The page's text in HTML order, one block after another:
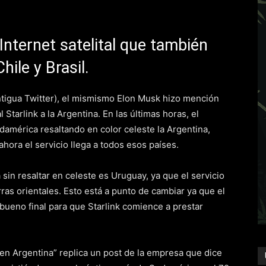
satelital que también
y Brasil.
Twitter), el mismismo Elon Musk hizo mención
a la Argentina. En las últimas horas, el
resaltando en color celeste la Argentina,
el servicio llega a todos esos países.
resaltar en celeste es Uruguay, ya que el servicio
orientales. Esto está a punto de cambiar ya que el
final para que Starlink comience a prestar
Argentina” replica un post de la empresa que dice